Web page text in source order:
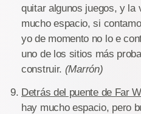
quitar algunos juegos, y la
mucho espacio, si
yo de momento no lo e
uno de los sitios más
construir. (Marrón)
Detrás del puente de Far
hay mucho espacio, pero